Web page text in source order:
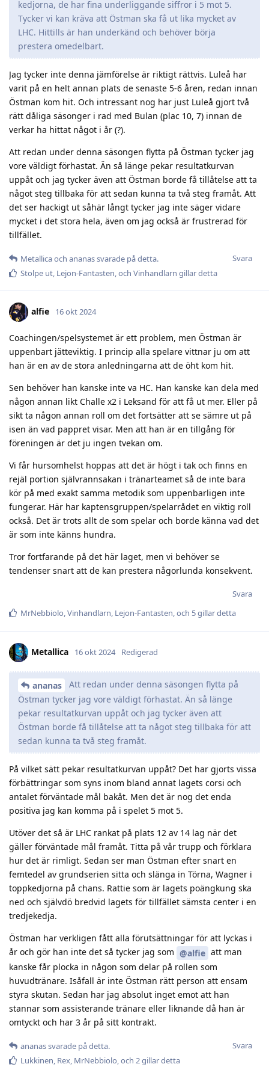
kedjorna, de har fina underliggande siffror i 5 mot 5.
Tycker vi kan kräva att Östman ska få ut lika mycket av
LHC. Hittills är han underkänd och behöver börja
prestera omedelbart.
Jag tycker inte denna jämförelse är riktigt rättvis. Luleå har
varit på en helt annan plats de senaste 5-6 åren, redan innan
Östman kom hit. Och intressant nog har just Luleå gjort två
rätt dåliga säsonger i rad med Bulan (plac 10, 7) innan de
verkar ha hittat något i år (?).
Att redan under denna säsongen flytta på Östman tycker jag
vore väldigt förhastat. Än så länge pekar resultatkurvan
uppåt och jag tycker även att Östman borde få tillåtelse att ta
något steg tillbaka för att sedan kunna ta två steg framåt. Att
det ser hackigt ut såhär långt tycker jag inte säger vidare
mycket i det stora hela, även om jag också är frustrerad för
tillfället.
Svara
Metallicaoch ananassvarade på detta.
Stolpe ut, Lejon-Fantasten, och Vinhandlarn gillar detta
alfie 16 okt 2024
Coachingen/spelsystemet är ett problem, men Östman är
uppenbart jätteviktig. I princip alla spelare vittnar ju om att
han är en av de stora anledningarna att de öht kom hit.
Sen behöver han kanske inte va HC. Han kanske kan dela med
någon annan likt Challe x2 i Leksand för att få ut mer. Eller på
sikt ta någon annan roll om det fortsätter att se sämre ut på
isen än vad pappret visar. Men att han är en tillgång för
föreningen är det ju ingen tvekan om.
Vi får hursomhelst hoppas att det är högt i tak och finns en
rejäl portion självrannsakan i tränarteamet så de inte bara
kör på med exakt samma metodik som uppenbarligen inte
fungerar. Här har kaptensgruppen/spelarrådet en viktig roll
också. Det är trots allt de som spelar och borde känna vad det
är som inte känns hundra.
Tror fortfarande på det här laget, men vi behöver se
tendenser snart att de kan prestera någorlunda konsekvent.
Svara
MrNebbiolo,Vinhandlarn, Lejon-Fantasten, och 5gillar detta
Metallica 16 okt 2024 Redigerad
ananas
Att redan under denna säsongen flytta på
Östman tycker jag vore väldigt förhastat. Än så länge
pekar resultatkurvan uppåt och jag tycker även att
Östman borde få tillåtelse att ta något steg tillbaka för att
sedan kunna ta två steg framåt.
På vilket sätt pekar resultatkurvan uppåt? Det har gjorts vissa
förbättringar som syns inom bland annat lagets corsi och
antalet förväntade mål bakåt. Men det är nog det enda
positiva jag kan komma på i spelet 5 mot 5.
Utöver det så är LHC rankat på plats 12 av 14 lag när det
gäller förväntade mål framåt. Titta på vår trupp och förklara
hur det är rimligt. Sedan ser man Östman efter snart en
femtedel av grundserien sitta och slänga in Törna, Wagner i
toppkedjorna på chans. Rattie som är lagets poängkung ska
ned och självdö bredvid lagets för tillfället sämsta center i en
tredjekedja.
Östman har verkligen fått alla förutsättningar för att lyckas i
år och gör han inte det så tycker jag som @alfie att man
kanske får plocka in någon som delar på rollen som
huvudtränare. Isåfall är inte Östman rätt person att ensam
styra skutan. Sedan har jag absolut inget emot att han
stannar som assisterande tränare eller liknande då han är
omtyckt och har 3 år på sitt kontrakt.
Svara
ananassvarade på detta.
Lukkinen, Rex, MrNebbiolo, och 2gillar detta